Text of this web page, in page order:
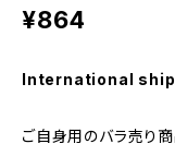
¥864
International
ご自身用のバラ売り商